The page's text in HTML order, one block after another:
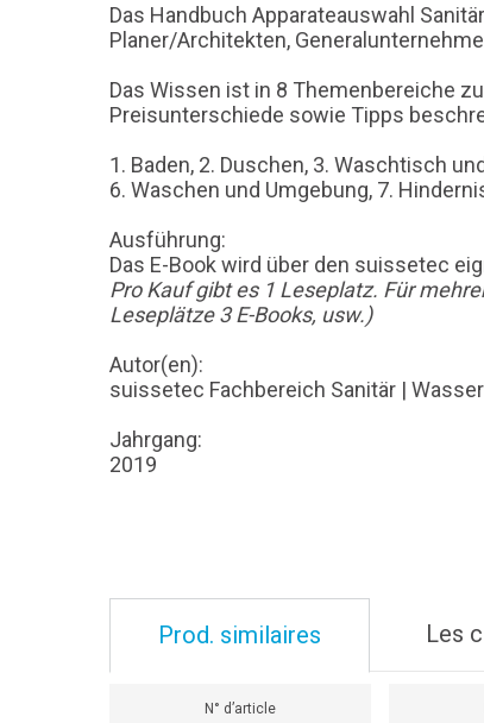
Das Handbuch Apparateauswahl
Planer/Architekten,
Das Wissen ist in 8 Themenbereiche
Preisunterschiede sowie Tipps
1. Baden, 2. Duschen, 3. Waschtisch
6. Waschen und Umgebung, 7.
Ausführung:
Das E-Book wird über den suissetec
Pro Kauf gibt es 1 Leseplatz. Für
Leseplätze 3 E-Books, usw.)
Autor(en):
suissetec Fachbereich Sanitär |
Jahrgang:
2019
Prod. similaires Les
N° d’article